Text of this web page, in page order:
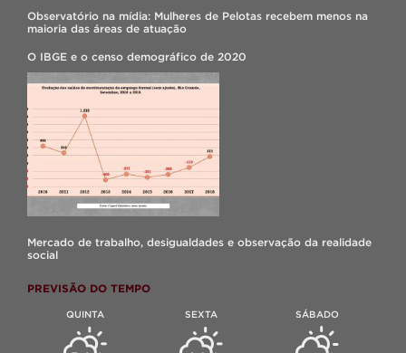
Observatório na mídia: Mulheres de Pelotas recebem menos na
maioria das áreas de atuação
O IBGE e o censo demográfico de 2020
Mercado de trabalho, desigualdades e observação da realidade
social
PREVISÃO DO TEMPO
QUINTA SEXTA SÁBADO